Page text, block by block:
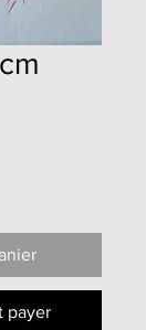
payer